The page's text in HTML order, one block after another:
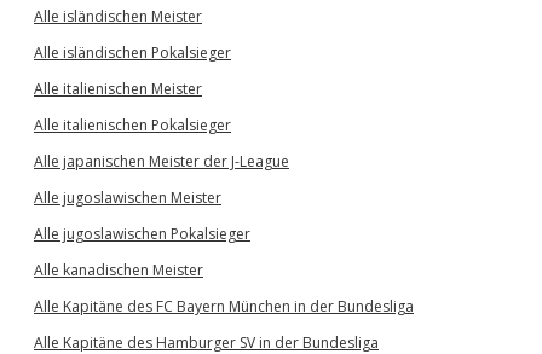
Alle isländischen Meister
Alle isländischen Pokalsieger
Alle italienischen Meister
Alle italienischen Pokalsieger
Alle japanischen Meister der J-League
Alle jugoslawischen Meister
Alle jugoslawischen Pokalsieger
Alle kanadischen Meister
Alle Kapitäne des FC Bayern München in der Bundesliga
Alle Kapitäne des Hamburger SV in der Bundesliga